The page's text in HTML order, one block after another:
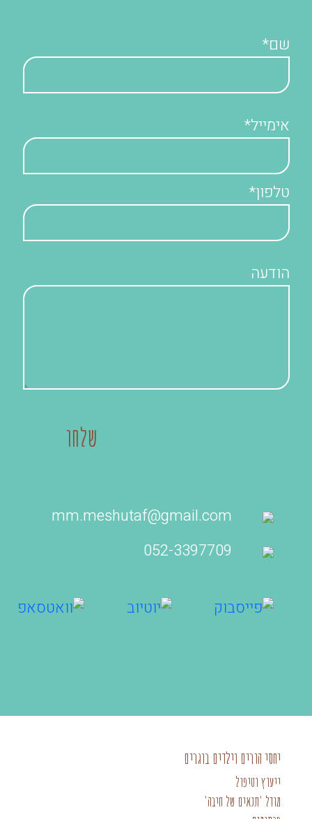
שם*
אימייל*
טלפון*
הודעה
mm.meshutaf@gmail.com
052-3397709‬
יחסי הורים וילדים בוגרים
ייעוץ וטיפול
מודל 'תנאים של חיבה'